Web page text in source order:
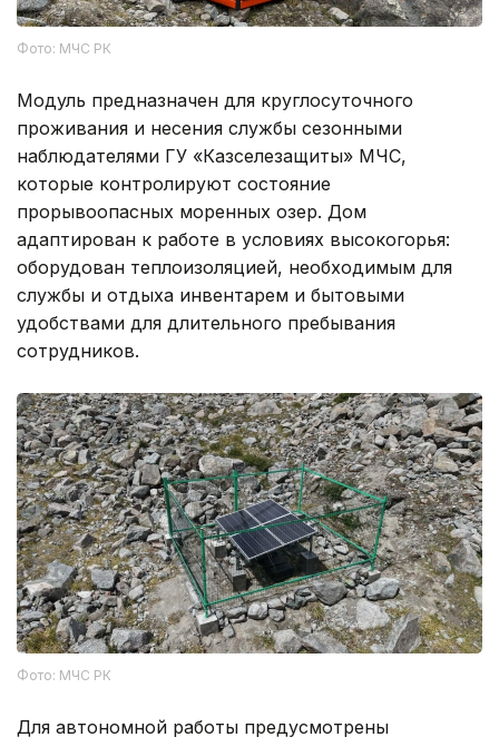
Фото: МЧС РК
Модуль предназначен для круглосуточного
проживания и несения службы сезонными
наблюдателями ГУ «Казселезащиты» МЧС,
которые контролируют состояние
прорывоопасных моренных озер. Дом
адаптирован к работе в условиях высокогорья:
оборудован теплоизоляцией, необходимым для
службы и отдыха инвентарем и бытовыми
удобствами для длительного пребывания
сотрудников.
Фото: МЧС РК
Для автономной работы предусмотрены